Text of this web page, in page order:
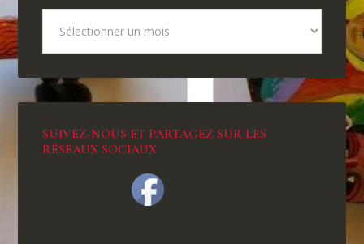
SUIVEZ-NOUS ET PARTAGEZ SUR LES
RÉSEAUX SOCIAUX